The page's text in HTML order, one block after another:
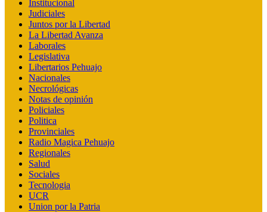
Institucional
Judiciales
Juntos por la Libertad
La Libertad Avanza
Laborales
Legislativa
Libertarios Pehuajo
Nacionales
Necrológicas
Notas de opinión
Policiales
Politica
Provinciales
Radio Magica Pehuajo
Regionales
Salud
Sociales
Tecnologia
UCR
Union por la Patria